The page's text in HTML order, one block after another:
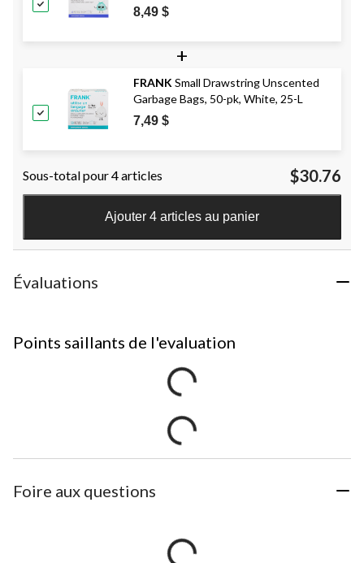
8,49 $
+
FRANK Small Drawstring Unscented
Garbage Bags, 50-pk, White, 25-L
7,49 $
Sous-total pour 4 articles $30.76
Ajouter 4 articles au panier
Évaluations
Points saillants de l'evaluation
Foire aux questions